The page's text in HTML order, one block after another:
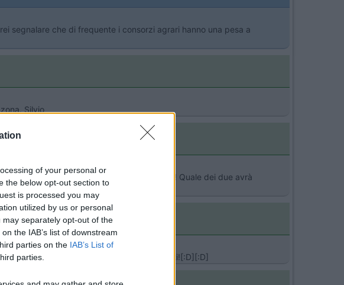
of your personal or
the below opt-out section to
is processed you may
utilized by us or personal
separately opt-out of the
the IAB’s list of downstream
parties on the IAB’s List of
parties.
segnalare che di frequente i consorzi agrari hanno una pesa a
Silvio
ad un altra pesa,per curiosità.....3790kg!! Quale dei due avrà
Aumma ie nun agge vishte niente? Saluti![:D][:D]